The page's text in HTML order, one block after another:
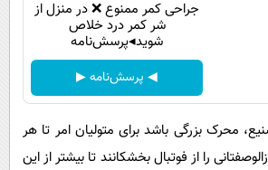
جراحی کمر ممنوع ❌ در منزل از
شر کمر درد خلاص
شوید◂پرسش‌نامه
◀ پرسش‌نامه ▶
محرک بزرگی باشد برای متولیان امر تا هر
را از فوتبال بخشکانند تا بیشتر از این